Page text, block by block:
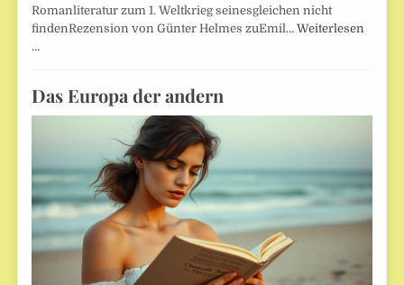
Romanliteratur zum 1. Weltkrieg seinesgleichen nicht
findenRezension von Günter Helmes zuEmil…Weiterlesen
…
Das Europa der andern